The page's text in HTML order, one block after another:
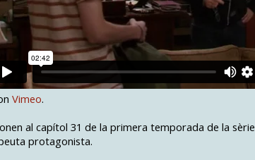
Vimeo.
al capítol 31 de la primera temporada de la sèrie
protagonista.